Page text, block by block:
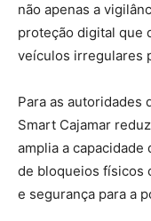
não apenas a
proteção digital que
veículos irregulares
Para as autoridades
Smart Cajamar
amplia a capacidade
de bloqueios físicos
e segurança para a